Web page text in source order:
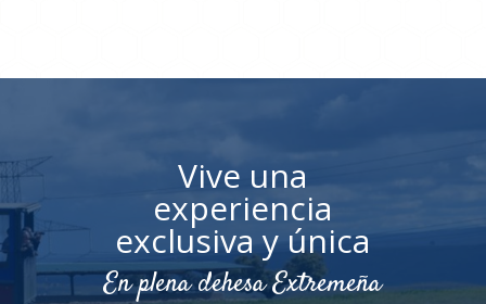
Vive una
experiencia
exclusiva y única
En plena dehesa Extremeña